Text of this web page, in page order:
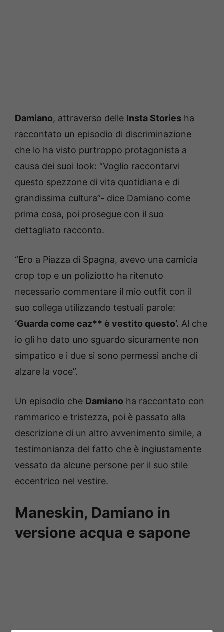
Damiano, attraverso delle Insta Stories ha
raccontato un episodio di discriminazione
che lo ha visto purtroppo protagonista a
causa dei suoi look: “Voglio raccontarvi
questo spezzone di vita quotidiana e di
grandissima cultura”- dice Damiano come
prima cosa, poi prosegue con il suo
dettagliato racconto.
“Ero a Piazza di Spagna, avevo una camicia
crop top e un poliziotto ha ritenuto
necessario commentare il mio outfit con il
suo collega utilizzando testuali parole:
‘Guarda come caz** è vestito questo’. Al che
io gli ho dato uno sguardo sicuramente non
simpatico e i due si sono permessi anche di
alzare la voce”.
Un episodio che Damiano ha raccontato con
rammarico e tristezza, poi è passato alla
descrizione di un altro avvenimento simile, a
testimonianza del fatto che è ingiustamente
vessato da alcune persone per il suo stile
eccentrico nel vestire.
Maneskin, Damiano in
versione acqua e sapone